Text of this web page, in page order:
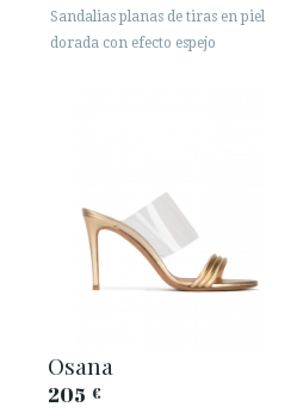
Sandalias planas de tiras en piel
dorada con efecto espejo
Osana
205 €